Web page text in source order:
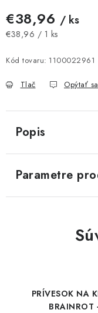
€38,96 / ks
Jednotková cena:
€38,96 / 1 ks
Kód tovaru: 1100022961
Tlač Opýtať sa
Popis
Parametre
PRÍVESOK NA
BRAINROT